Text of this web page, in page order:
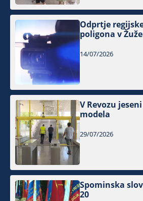
Odprtje
poligona v
14/07/2026
V Revozu
modela
29/07/2026
Spominska
20